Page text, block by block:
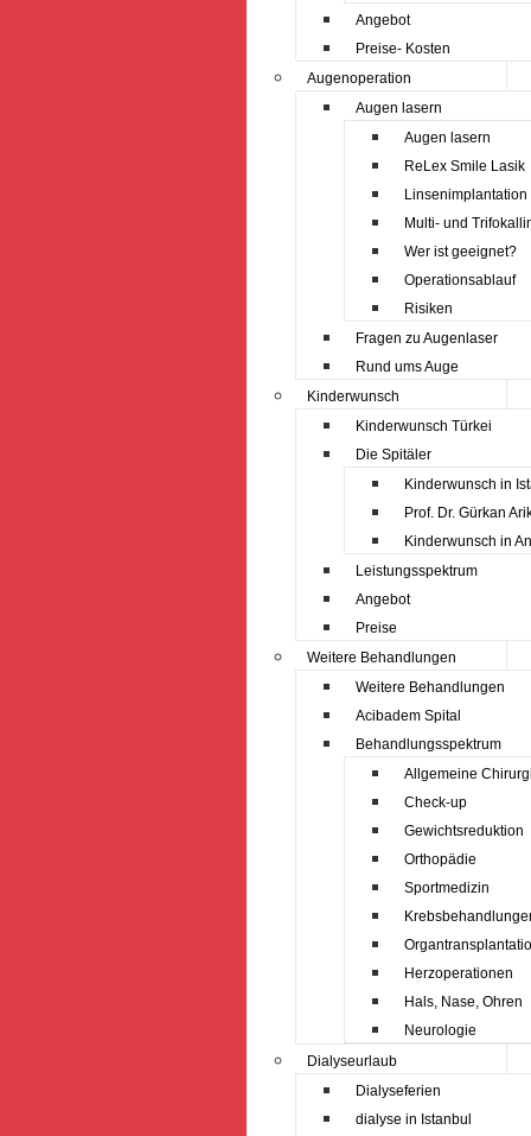
Angebot
Preise- Kosten
Augenoperation
Augen lasern
Augen lasern
ReLex Smile Lasik
Linsenimplantation
Multi- und
Wer ist geeignet?
Operationsablauf
Risiken
Fragen zu Augenlaser
Rund ums Auge
Kinderwunsch
Kinderwunsch Türkei
Die Spitäler
Kinderwunsch in
Prof. Dr. Gürkan
Kinderwunsch in
Leistungsspektrum
Angebot
Preise
Weitere Behandlungen
Weitere Behandlungen
Acibadem Spital
Behandlungsspektrum
Allgemeine
Check-up
Gewichtsreduktion
Orthopädie
Sportmedizin
Herzoperationen
Hals, Nase, Ohren
Neurologie
Dialyseurlaub
Dialyseferien
dialyse in Istanbul